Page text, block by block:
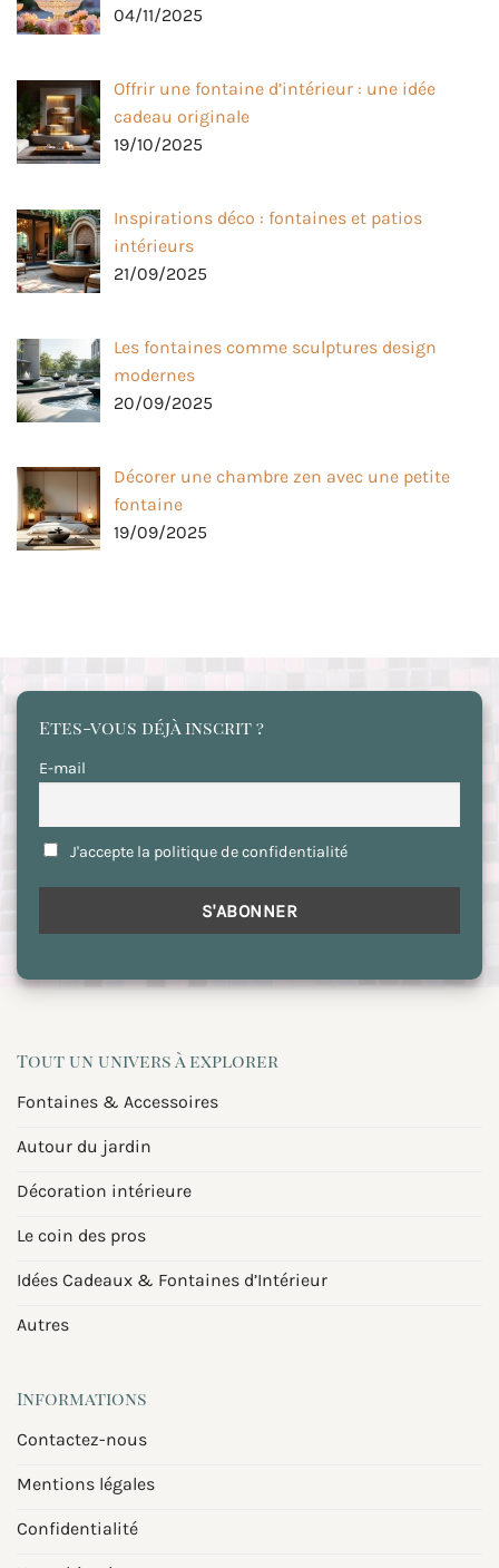
04/11/2025
Offrir une fontaine d’intérieur : une idée
cadeau originale
19/10/2025
Inspirations déco : fontaines et patios
intérieurs
21/09/2025
Les fontaines comme sculptures design
modernes
20/09/2025
Décorer une chambre zen avec une petite
fontaine
19/09/2025
Etes-vous déjà inscrit ?
E-mail
J'accepte la politique de confidentialité
Tout un univers à explorer
Fontaines & Accessoires
Autour du jardin
Décoration intérieure
Le coin des pros
Idées Cadeaux & Fontaines d’Intérieur
Autres
Informations
Contactez-nous
Mentions légales
Confidentialité